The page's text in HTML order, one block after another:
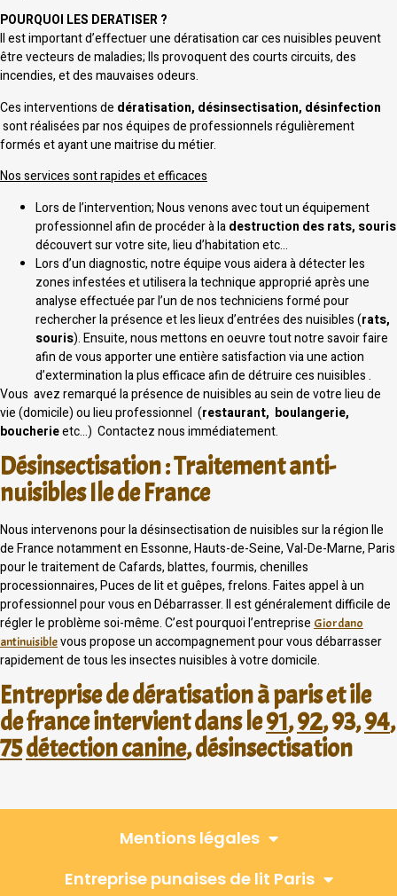
POURQUOI LES DERATISER ?
Il est important d’effectuer une dératisation car ces nuisibles peuvent
être vecteurs de maladies; Ils provoquent des courts circuits, des
incendies, et des mauvaises odeurs.
Ces interventions de dératisation, désinsectisation, désinfection
sont réalisées par nos équipes de professionnels régulièrement
formés et ayant une maitrise du métier.
Nos services sont rapides et efficaces
Lors de l’intervention; Nous venons avec tout un équipement
professionnel afin de procéder à ladestruction des rats, souris
découvert sur votre site, lieu d’habitation etc…
Lors d’un diagnostic, notre équipe vous aidera à détecter les
zones infestées et utilisera la technique approprié après une
analyse effectuée par l’un de nos techniciens formé pour
rechercher la présence et les lieux d’entrées des nuisibles (rats,
souris). Ensuite, nous mettons en oeuvre tout notre savoir faire
afin de vous apporter une entière satisfaction via une action
d’extermination la plus efficace afin de détruire ces nuisibles .
Vous avez remarqué la présence de nuisibles au sein de votre lieu de
vie (domicile) ou lieu professionnel (restaurant, boulangerie,
boucherieetc…) Contactez nous immédiatement.
Désinsectisation : Traitement anti-
nuisibles Ile de France
Nous intervenons pour la désinsectisation de nuisibles sur la région Ile
de France notamment en Essonne, Hauts-de-Seine, Val-De-Marne, Paris
pour le traitement de Cafards, blattes, fourmis, chenilles
processionnaires, Puces de lit et guêpes, frelons. Faites appel à un
professionnel pour vous en Débarrasser. Il est généralement difficile de
régler le problème soi-même. C’est pourquoi l’entreprise Giordano
antinuisiblevous propose un accompagnement pour vous débarrasser
rapidement de tous les insectes nuisibles à votre domicile.
Entreprise de dératisation à paris et ile
de france intervient dans le91,92, 93,94,
75détection canine, désinsectisation
Mentions légales
Entreprise punaises de lit Paris